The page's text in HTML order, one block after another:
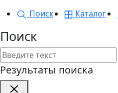
Поиск
Каталог
Поиск
Результаты поиска